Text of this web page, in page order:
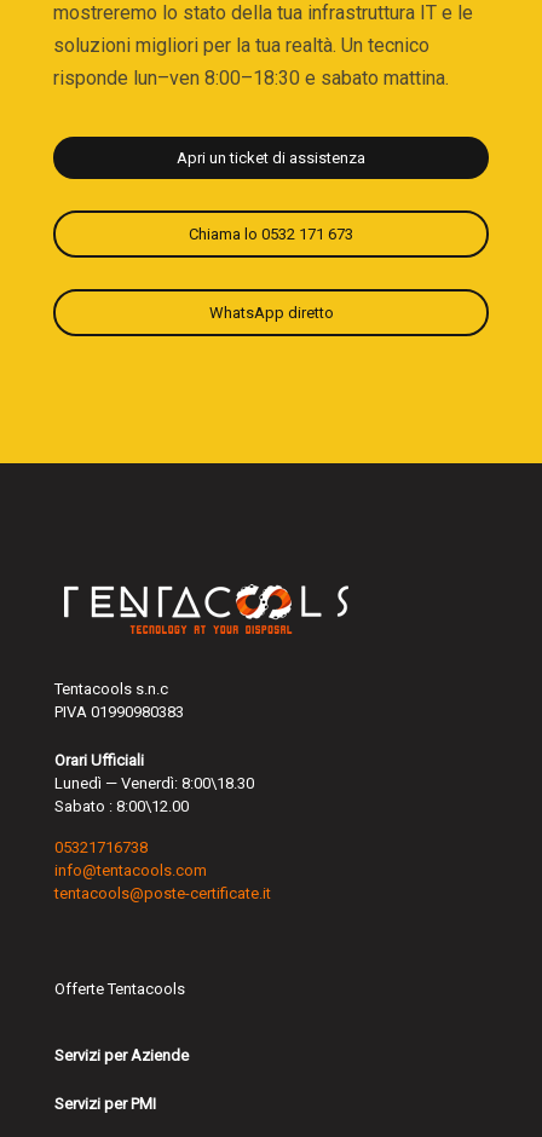
mostreremo lo stato della tua infrastruttura IT e le
soluzioni migliori per la tua realtà. Un tecnico
risponde lun–ven 8:00–18:30 e sabato mattina.
Apri un ticket di assistenza
Chiama lo 0532 171 673
WhatsApp diretto
Tentacools s.n.c
PIVA 01990980383
Orari Ufficiali
Lunedì — Venerdì: 8:00\18.30
Sabato : 8:00\12.00
05321716738
info@tentacools.com
tentacools@poste-certificate.it
Offerte Tentacools
Servizi per Aziende
Servizi per PMI